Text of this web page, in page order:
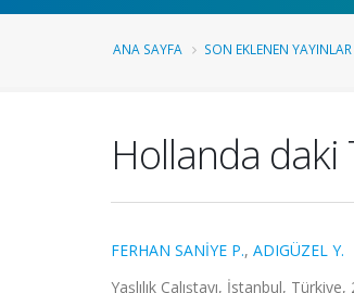
ANA SAYFA SON EKLENEN YAYINLAR
Hollanda
FERHAN SANİYE P., ADIGÜZEL Y.
Yaşlılık Çalıştayı, İstanbul,